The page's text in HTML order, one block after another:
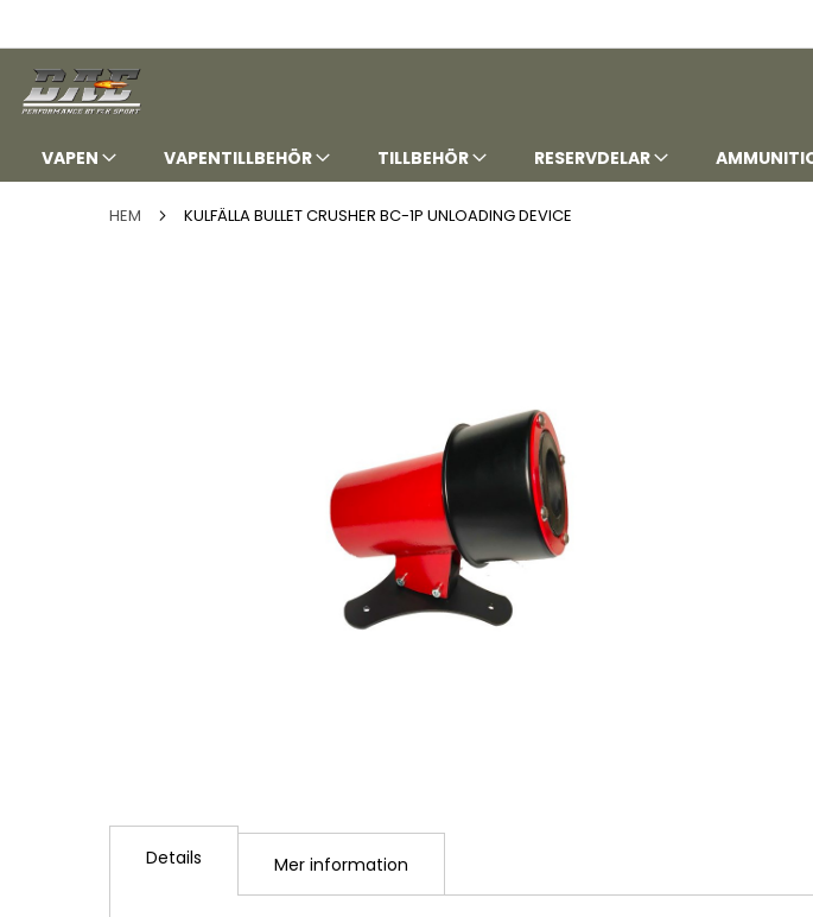
TILL
INNEHÅLLET
VAPEN VAPENTILLBEHÖR TILLBEHÖR RESERVDELAR
HEM KULFÄLLA BULLET CRUSHER BC-1P UNLOADING DEVICE
till
börjanDetails Mer information